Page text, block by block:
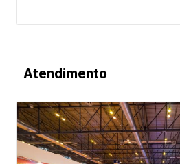
Atendimento